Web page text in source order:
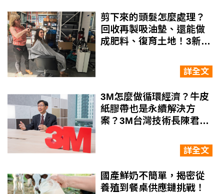
剪下來的頭髮怎麼處理？
回收再製吸油墊、還能做
成肥料、復育土地！3新創
詳全文
3M怎麼做循環經濟？牛皮
紙膠帶也是永續解決方
案？3M台灣技術長陳君
詳全文
國產鮮奶不簡單，揭密從
養殖到餐桌供應鏈挑戰！